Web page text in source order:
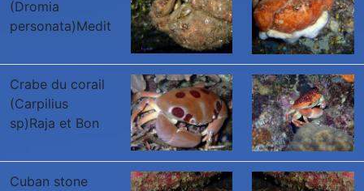
(Dromia
personata)Medit
Crabe du corail
(Carpilius
sp)Raja et Bon
Cuban stone